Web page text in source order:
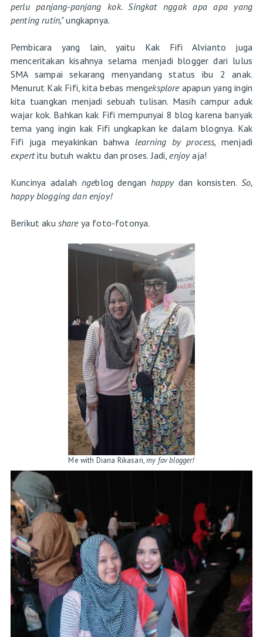
perlu panjang-panjang kok. Singkat nggak apa apa yang
penting rutin,"ungkapnya.
Pembicara yang lain, yaitu Kak Fifi Alvianto juga
menceritakan kisahnya selama menjadi blogger dari lulus
SMA sampai sekarang menyandang status ibu 2 anak.
Menurut Kak Fifi, kita bebas mengeksplore apapun yang ingin
kita tuangkan menjadi sebuah tulisan. Masih campur aduk
wajar kok. Bahkan kak Fifi mempunyai 8 blog karena banyak
tema yang ingin kak Fifi ungkapkan ke dalam blognya. Kak
Fifi juga meyakinkan bahwalearning by process, menjadi
expertitu butuh waktu dan proses. Jadi,enjoyaja!
Kuncinya adalah ngeblog dengan happy dan konsisten. So,
happy blogging dan enjoy!
Berikut aku share ya foto-fotonya.
Me with Diana Rikasari,my fav blogger!